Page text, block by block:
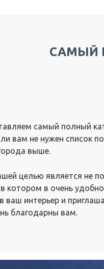
САМЫЙ
самый полный
вам не нужен список
выше.
целью является не
котором в очень
ваш интерьер и
благодарны вам.